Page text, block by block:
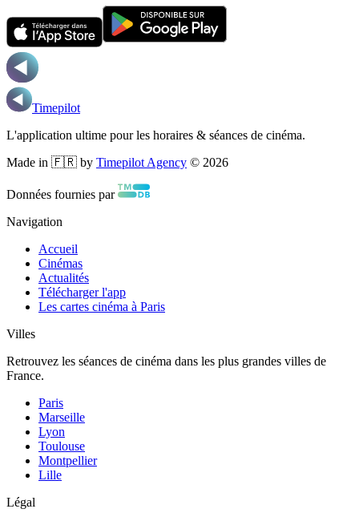
Timepilot
L'application ultime pour les horaires & séances de cinéma.
Made in 🇫🇷 by Timepilot Agency © 2026
Données fournies par
Navigation
Accueil
Cinémas
Actualités
Télécharger l'app
Les cartes cinéma à Paris
Villes
Retrouvez les séances de cinéma dans les plus grandes villes de
France.
Paris
Marseille
Lyon
Toulouse
Montpellier
Lille
Légal